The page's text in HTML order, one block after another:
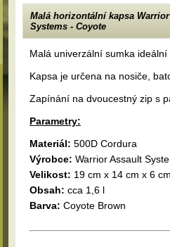
Malá horizontální kapsa
Systems - Coyote
Malá univerzální sumka
Kapsa je určena na nosiče,
Zapínání na dvoucestný zip s
Parametry:
Materiál: 500D Cordura
Výrobce: Warrior Assault
Velikost: 19 cm x 14 cm x 6
Obsah: cca 1,6 l
Barva: Coyote Brown